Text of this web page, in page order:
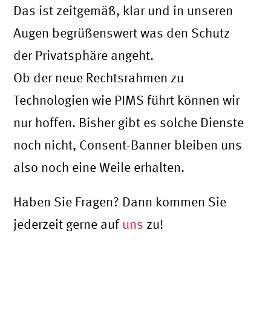
Das ist zeitgemäß, klar und in unseren
Augen begrüßenswert was den Schutz
der Privatsphäre angeht.
Ob der neue Rechtsrahmen zu
Technologien wie PIMS führt können wir
nur hoffen. Bisher gibt es solche Dienste
noch nicht, Consent-Banner bleiben uns
also noch eine Weile erhalten.
Haben Sie Fragen? Dann kommen Sie
jederzeit gerne auf uns zu!